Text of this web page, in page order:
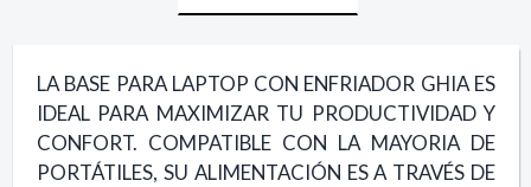
LA BASE PARA LAPTOP CON ENFRIADOR GHIA ES
IDEAL PARA MAXIMIZAR TU PRODUCTIVIDAD Y
CONFORT. COMPATIBLE CON LA MAYORIA DE
PORTÁTILES, SU ALIMENTACIÓN ES A TRAVÉS DE